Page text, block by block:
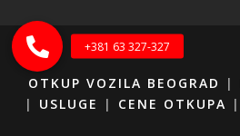
OTKUP VOZILA BEOGRAD |
| USLUGE | CENE OTKUPA |